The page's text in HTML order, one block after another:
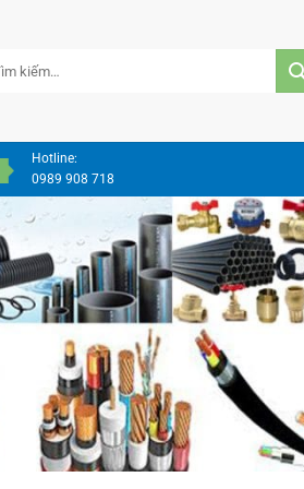
Hotline:
0989 908 718